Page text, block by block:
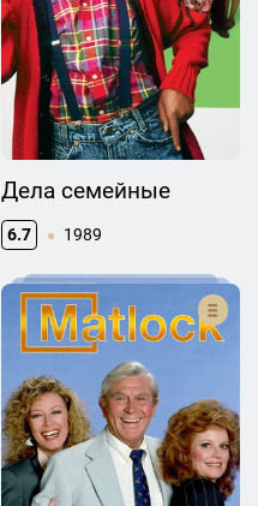
Дела семейные
6.7 1989